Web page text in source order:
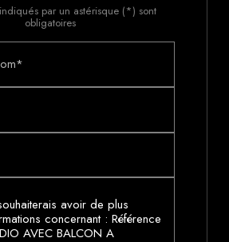
par un astérisque (*) sont
obligatoires